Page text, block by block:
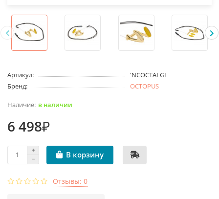
Артикул:
'NCOCTALGL
Бренд:
OCTOPUS
в наличии
6 498₽
В корзину
Отзывы: 0